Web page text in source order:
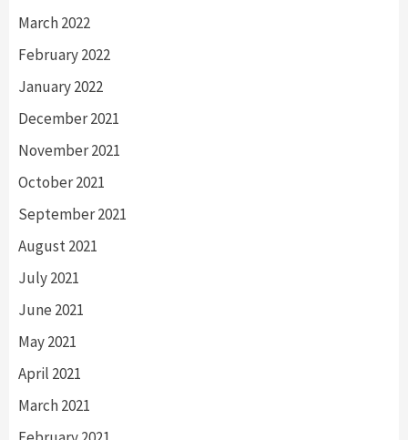
March 2022
February 2022
January 2022
December 2021
November 2021
October 2021
September 2021
August 2021
July 2021
June 2021
May 2021
April 2021
March 2021